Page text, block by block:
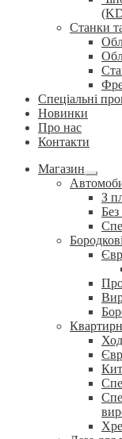
Станки
Спеціальні
Новинки
Про нас
Контакти
Магазин
меню
З
Без